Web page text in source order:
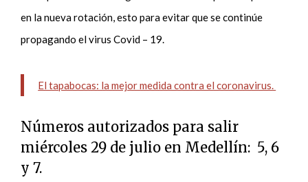
en la nueva rotación, esto para evitar que se continúe
propagando el virus Covid – 19.
El tapabocas: la mejor medida contra el coronavirus.
Números autorizados para salir
miércoles 29 de julio en Medellín: 5, 6
y 7.